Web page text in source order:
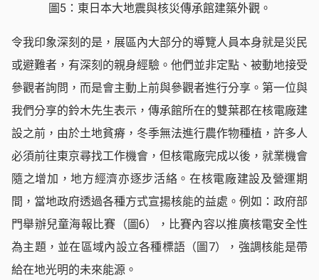
圖5：東日本大地震與核災傳承館建築外觀。
令我印象深刻的是，展區內大部分的導覽人員本身就是災民
或避難者，有深刻的親身經驗。他們並非定點、被動地接受
參觀者詢問，而是會主動上前與參觀者進行分享。第一位與
我們分享的鈴木先生表示，傳承館所在的雙葉郡在核電廠建
設之前，由於土地貧瘠，冬季無法進行農作物種植，許多人
必須前往東京尋找工作機會，但核電廠完成以後，就業機會
隨之增加，地方經濟亦逐步活絡。在核電廠建設及營運期
間，當地政府透過各種方式宣揚核能的益處。例如：政府部
門舉辦兒童海報比賽（圖6），比賽內容以推廣核電安全性
為主題，並在區域內設立各種標語（圖7），強調核能是帶
給在地光明的未來能源。